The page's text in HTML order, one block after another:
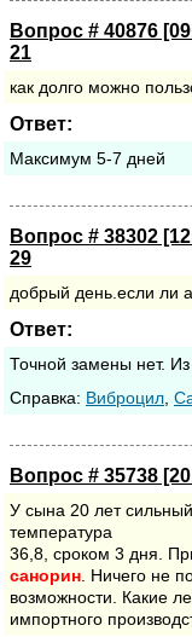
Вопрос # 40876
21
как долго можно
Ответ:
Максимум 5-7 дней
Вопрос # 38302
29
добрый день.если ли
Ответ:
Точной замены нет.
Cправка: Виброцил
Вопрос # 35738
У сына 20 лет
температура
36,8, сроком 3 дня.
санорин . Ничего не
возможности. Какие
импортного